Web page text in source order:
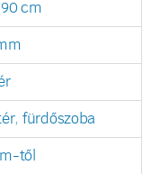
cm
, fürdőszoba
től